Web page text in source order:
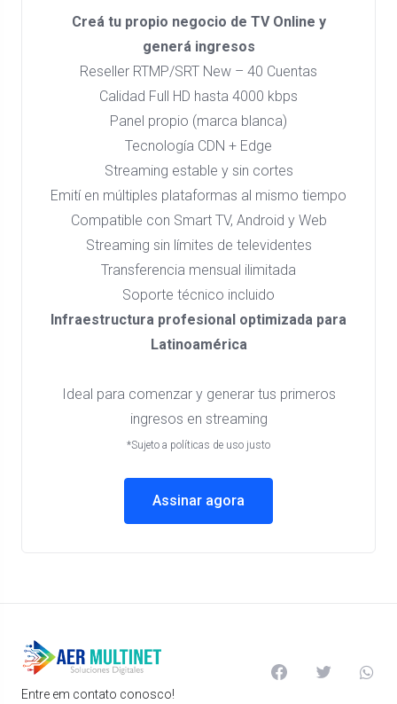
Creá tu propio negocio de TV Online y
generá ingresos
Reseller RTMP/SRT New – 40 Cuentas
Calidad Full HD hasta 4000 kbps
Panel propio (marca blanca)
Tecnología CDN + Edge
Streaming estable y sin cortes
Emití en múltiples plataformas al mismo tiempo
Compatible con Smart TV, Android y Web
Streaming sin límites de televidentes
Transferencia mensual ilimitada
Soporte técnico incluido
Infraestructura profesional optimizada para
Latinoamérica
Ideal para comenzar y generar tus primeros
ingresos en streaming
*Sujeto a políticas de uso justo
Assinar agora
Entre em contato conosco!